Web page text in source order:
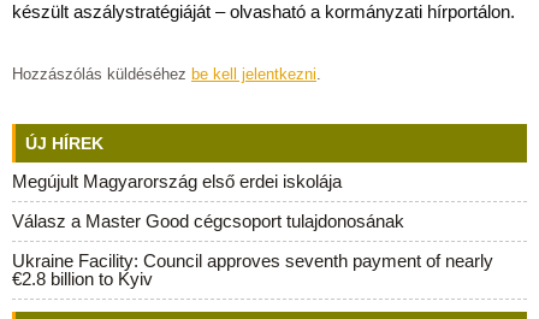
készült aszálystratégiáját – olvasható a kormányzati hírportálon.
Hozzászólás küldéséhez be kell jelentkezni.
ÚJ HÍREK
Megújult Magyarország első erdei iskolája
Válasz a Master Good cégcsoport tulajdonosának
Ukraine Facility: Council approves seventh payment of nearly
€2.8 billion to Kyiv